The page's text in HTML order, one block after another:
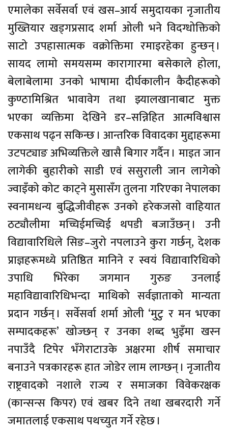
एमालेका सर्वेसर्वा एवं खस–आर्य समुदायका नृजातीय
मुख्तियार खड्गप्रसाद शर्मा ओली भने विदग्धोक्तिको
साटो उपहासात्मक वक्रोक्तिमा रमाइरहेका हुन्छन् ।
सायद लामो समयसम्म कारागारमा बसेकाले होला,
बेलाबेलामा उनको भाषामा दीर्घकालीन कैदीहरूको
कुण्ठामिश्रित भावावेग तथा झ्यालखानाबाट मुक्त
भएका व्यक्तिमा देखिने डर–सन्निहित आत्मविश्वास
एकसाथ पढ्न सकिन्छ । आन्तरिक विवादका मुद्दाहरूमा
उटपट्याङ अभिव्यक्तिले खासै बिगार गर्दैन । माइत जान
लागेकी बुहारीको साडी एवं ससुराली जान लागेको
ज्वाइँको कोट काट्ने मुसासँग तुलना गरिएका नेपालका
स्वनामधन्य बुद्धिजीवीहरू उनको हरेकजसो वाहियात
ठट्यौलीमा मच्चिईमच्चिई थपडी बजाउँछन् । उनी
विद्यावारिधिले सिङ–जुरो नपलाउने कुरा गर्छन्, देशक
प्राज्ञहरूमध्ये प्रतिष्ठित मानिने र स्वयं विद्यावारिधिको
उपाधि भिरेका जगमान गुरुङ उनलाई
महाविद्यावारिधिभन्दा माथिको सर्वज्ञाताको मान्यता
प्रदान गर्छन् । सर्वेसर्वा शर्मा ओली ‘मुटु र मन भएका
सम्पादकहरू’ खोज्छन् र उनका शब्द भुइँमा खस्न
नपाउँदै टिपेर भँगेराटाउके अक्षरमा शीर्ष समाचार
बनाउने पत्रकारहरू हात जोडेर लाम लाग्छन् । नृजातीय
राष्ट्रवादको नशाले राज्य र समाजका विवेकरक्षक
(कान्सन्स किपर) एवं खबर दिने तथा खबरदारी गर्ने
जमातलाई एकसाथ पथच्युत गर्ने रहेछ ।